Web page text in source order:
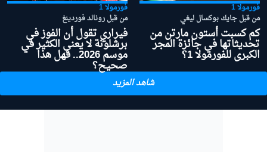
فورمولا 1
من قبل جايك بوكسال ليغي
كم كسبت أستون مارتن من
تحديثاتها في جائزة المجر
الكبرى للفورمولا 1؟
فورمولا 1
من قبل رونالد فوردينغ
فيراري تقول أن الفوز في
برشلونة لا يعني الكثير في
موسم 2026.. فهل هذا
صحيح؟
شاهد المزيد